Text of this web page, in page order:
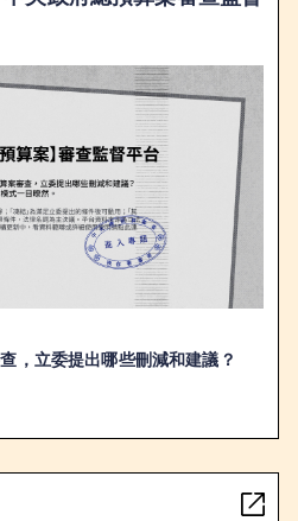
，立委提出哪些刪減和建議？